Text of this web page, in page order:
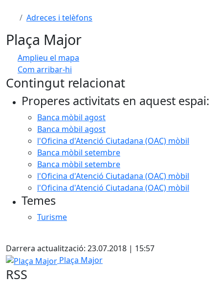
Adreces i telèfons
Plaça Major
Amplieu el mapa
Com arribar-hi
+
Contingut relacionat
Properes activitats en aquest espai:
Banca mòbil agost
Banca mòbil agost
l'Oficina d'Atenció Ciutadana (OAC) mòbil
Banca mòbil setembre
Banca mòbil setembre
l'Oficina d'Atenció Ciutadana (OAC) mòbil
l'Oficina d'Atenció Ciutadana (OAC) mòbil
Temes
Turisme
Darrera actualització: 23.07.2018 | 15:57
Plaça Major
Plaça Major
RSS